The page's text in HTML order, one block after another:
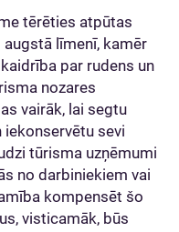
tērēties atpūtas
līmenī, kamēr
par rudens un
nozares
vairāk, lai segtu
sevi
tūrisma uzņēmumi
no darbiniekiem vai
kompensēt šo
visticamāk, būs